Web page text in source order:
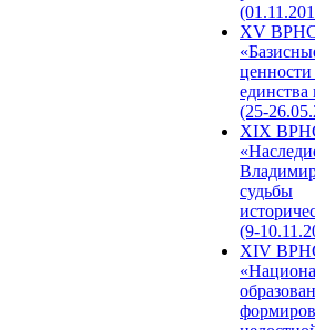
XV
единства
(25-
XIX
судьбы
(9-
XIV